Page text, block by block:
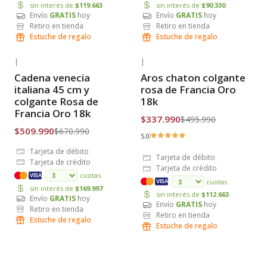
sin interés de $119.663
Envío GRATIS hoy
Retiro en tienda
Estuche de regalo
sin interés de $90.330
Envío GRATIS hoy
Retiro en tienda
Estuche de regalo
Envío Gratis
|
Cadena venecia
italiana 45 cm y
colgante Rosa de
Francia Oro 18k
$509.990$670.990
Tarjeta de débito
Tarjeta de crédito
VISA
cuotas
sin interés de $169.997
Envío GRATIS hoy
Retiro en tienda
Estuche de regalo
Envío Gratis
|
Aros chaton colgante
rosa de Francia Oro
18k
$337.990$495.990
5.0
Tarjeta de débito
Tarjeta de crédito
VISA
cuotas
sin interés de $112.663
Envío GRATIS hoy
Retiro en tienda
Estuche de regalo